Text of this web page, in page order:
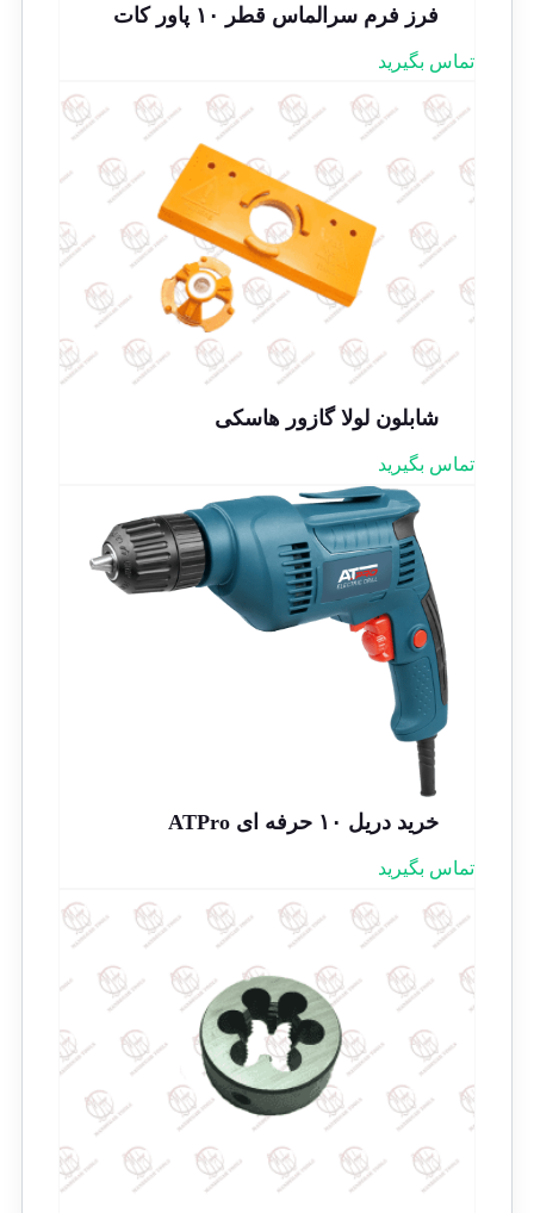
فرز فرم سرالماس قطر ۱۰ پاور کات
تماس بگیرید
شابلون لولا گازور هاسکی
تماس بگیرید
خرید دریل ۱۰ حرفه ای ATPro
تماس بگیرید